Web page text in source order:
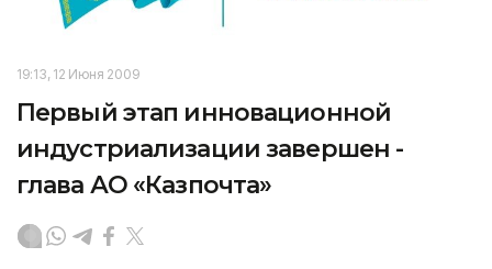
19:13, 12 Июня 2009
Первый этап инновационной
индустриализации завершен -
глава АО «Казпочта»